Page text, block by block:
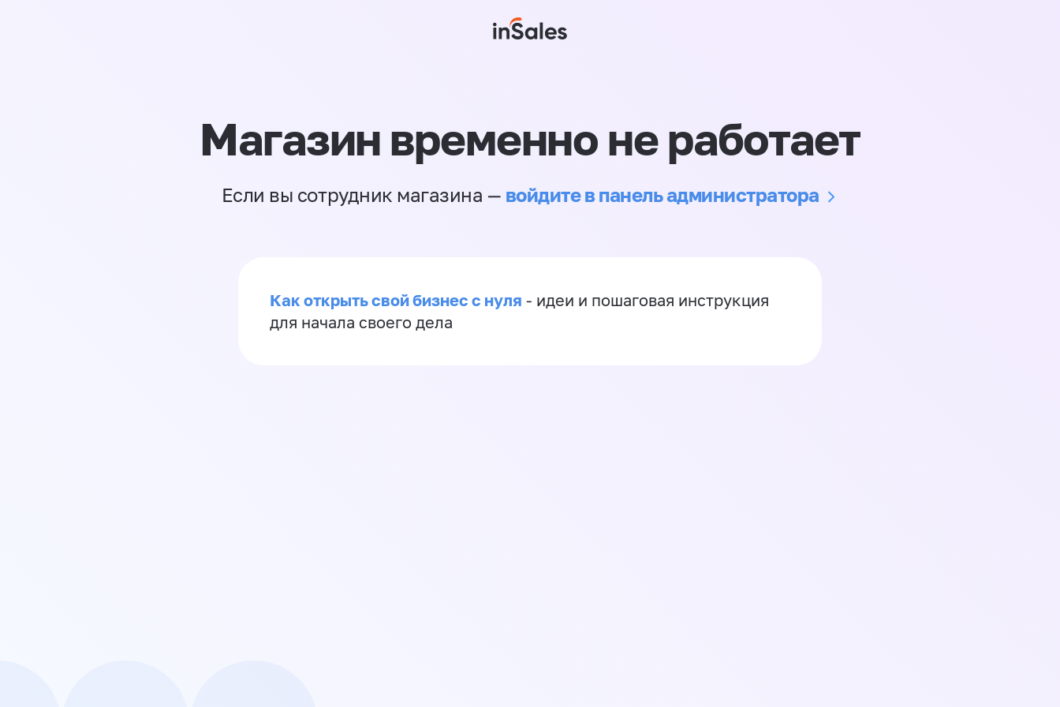
Магазин временно не работает
Если вы сотрудник магазина — войдите в панель администратора
Как открыть свой бизнес с нуля - идеи и пошаговая инструкция
для начала своего дела